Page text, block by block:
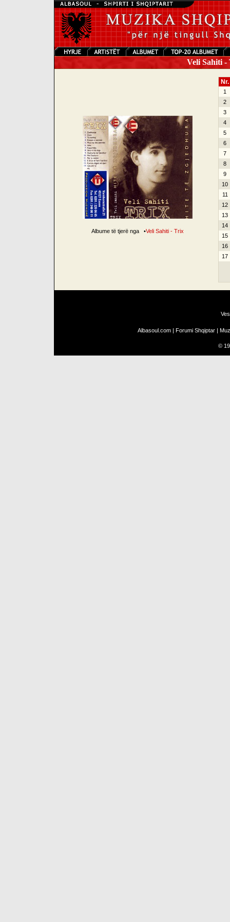
Veli Sahiti
Albume të tjerë nga •Veli Sahiti - Trix
Nr.
1
2
3
4
5
6
7
8
9
10
11
12
13
14
15
16
17
Albasoul.com | Forumi Shqiptar |
©